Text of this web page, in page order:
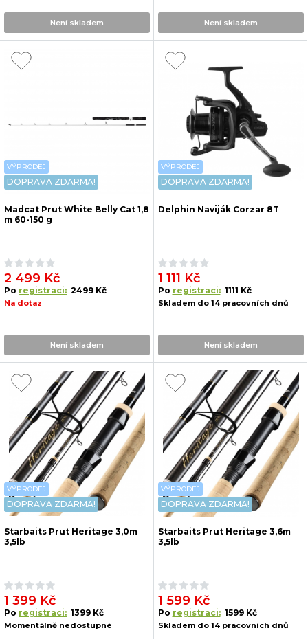
Není skladem Není skladem
VÝPRODEJ
DOPRAVA ZDARMA!
Madcat Prut White Belly Cat 1,8
m 60-150 g
2 499 Kč
Po registraci: 2499 Kč
Na dotaz
Není skladem
VÝPRODEJ
DOPRAVA ZDARMA!
Delphin Naviják Corzar 8T
1 111 Kč
Po registraci: 1111 Kč
Skladem do 14 pracovních dnů
Není skladem
VÝPRODEJ
DOPRAVA ZDARMA!
Starbaits Prut Heritage 3,0m
3,5lb
1 399 Kč
Po registraci: 1399 Kč
Momentálně nedostupné
VÝPRODEJ
DOPRAVA ZDARMA!
Starbaits Prut Heritage 3,6m
3,5lb
1 599 Kč
Po registraci: 1599 Kč
Skladem do 14 pracovních dnů